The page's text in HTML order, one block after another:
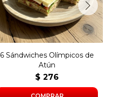
en pan blanco.
6 Sándwiches Olímpicos de
Atún
$ 276